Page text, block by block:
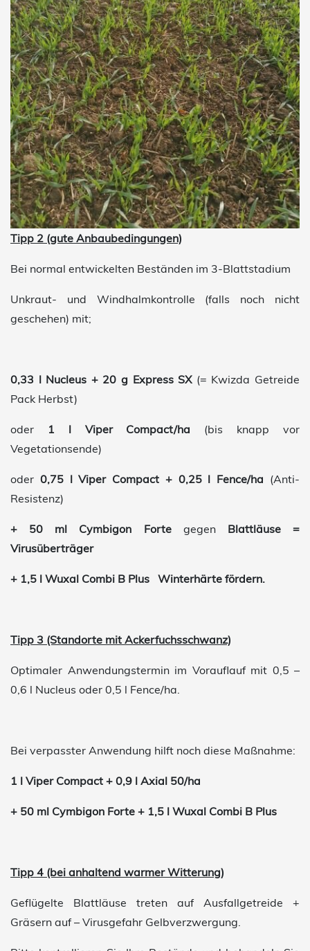
Tipp 2 (gute Anbaubedingungen)
Bei normal entwickelten Beständen im 3-Blattstadium
Unkraut- und Windhalmkontrolle (falls noch nicht
geschehen) mit;
0,33 l Nucleus + 20 g Express SX (= Kwizda Getreide
Pack Herbst)
oder 1 l Viper Compact/ha (bis knapp vor
Vegetationsende)
oder 0,75 l Viper Compact + 0,25 l Fence/ha (Anti-
Resistenz)
+ 50 ml Cymbigon Forte gegen
Blattläuse =
Virusüberträger
+ 1,5 l Wuxal Combi B Plus Winterhärte fördern.
Tipp 3 (Standorte mit Ackerfuchsschwanz)
Optimaler Anwendungstermin im Vorauflauf mit 0,5 –
0,6 l Nucleus oder 0,5 l Fence/ha.
Bei verpasster Anwendung hilft noch diese Maßnahme:
1 l Viper Compact + 0,9 l Axial 50/ha
+ 50 ml Cymbigon Forte + 1,5 l Wuxal Combi B Plus
Tipp 4 (bei anhaltend warmer Witterung)
Geflügelte Blattläuse treten auf Ausfallgetreide +
Gräsern auf – Virusgefahr Gelbverzwergung.